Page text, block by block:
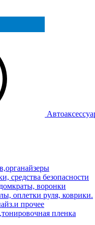
средства безопасности
воронки
оплетки руля, коврики.
прочее
пленка